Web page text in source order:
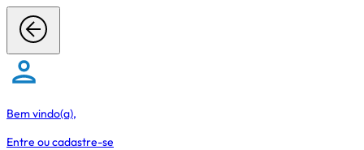
Bem vindo(a),
Entre oucadastre-se